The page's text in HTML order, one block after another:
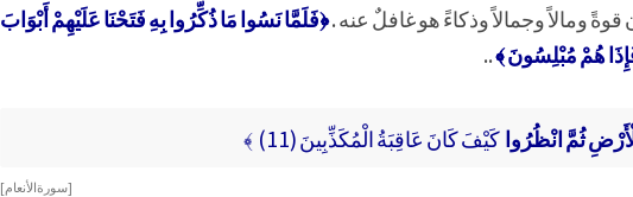
ومالاً وجمالاً وذكاءً هو غافلٌ عنه .﴿فَلَمَّا نَسُوا مَا ذُكِّرُوا بِهِ فَتَحْنَا عَلَيْهِمْ أَبْوَابَ
هُمْ مُبْلِسُونَ ﴾..
ثُمَّ انْظُرُواكَيْفَ كَانَ عَاقِبَةُ الْمُكَذِّبِينَ (11) ﴾
[ سورة الأنعام ]